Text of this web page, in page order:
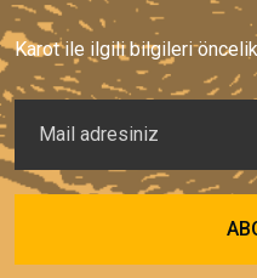
Karot ile ilgili bilgileri